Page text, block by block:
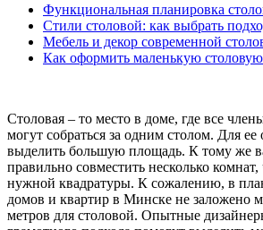
Функциональная планировка
Стили столовой: как выбрать
Мебель и декор современной
Как оформить маленькую столовую
Столовая – то место в доме, где все
могут собраться за одним столом. Для
выделить большую площадь. К тому же
правильно совместить несколько
нужной квадратуры. К сожалению, в
домов и квартир в Минске не заложено
метров для столовой. Опытные